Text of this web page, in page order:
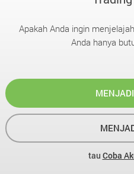
Apakah Anda ingin
Anda hanya
tau Coba